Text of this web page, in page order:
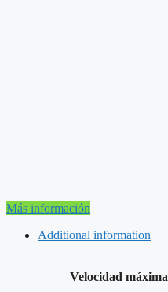
Más información
Additional information
Velocidad máxima